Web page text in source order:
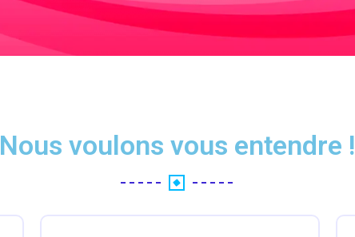
Nous voulons vous entendre !